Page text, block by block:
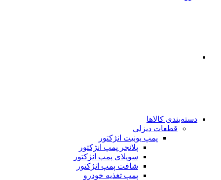
دسته‌بندی کالاها
قطعات دیزلی
پمپ یونیت انژکتور
پلانجر پمپ انژکتور
سوپلای پمپ انژکتور
شافت پمپ انژکتور
پمپ تغذیه خودرو